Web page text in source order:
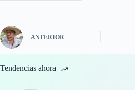
ANTERIOR
Tendencias ahora